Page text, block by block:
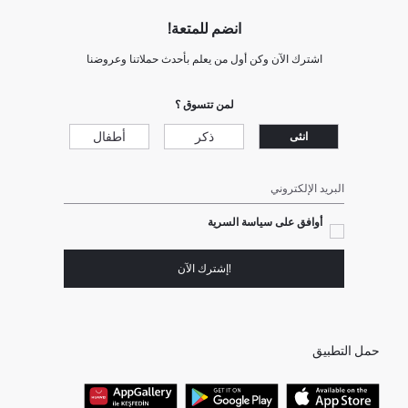
انضم للمتعة!
اشترك الآن وكن أول من يعلم بأحدث حملاتنا وعروضنا
لمن تتسوق ؟
انثى ذكر أطفال
البريد الإلكتروني
أوافق على سياسة السرية
!إشترك الآن
حمل التطبيق